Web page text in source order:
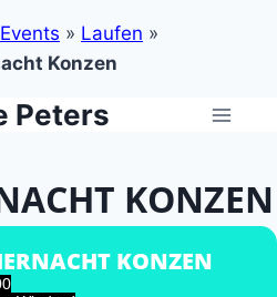
Events » Laufen »
Konzen
Peters
KONZEN
KONZEN